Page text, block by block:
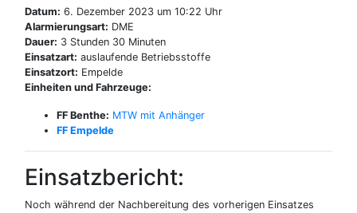
Datum: 6. Dezember 2023 um 10:22 Uhr
Alarmierungsart: DME
Dauer: 3 Stunden 30 Minuten
Einsatzart: auslaufende Betriebsstoffe
Einsatzort: Empelde
Einheiten und Fahrzeuge:
FF Benthe: MTW mit Anhänger
FF Empelde
Einsatzbericht:
Noch während der Nachbereitung des vorherigen Einsatzes